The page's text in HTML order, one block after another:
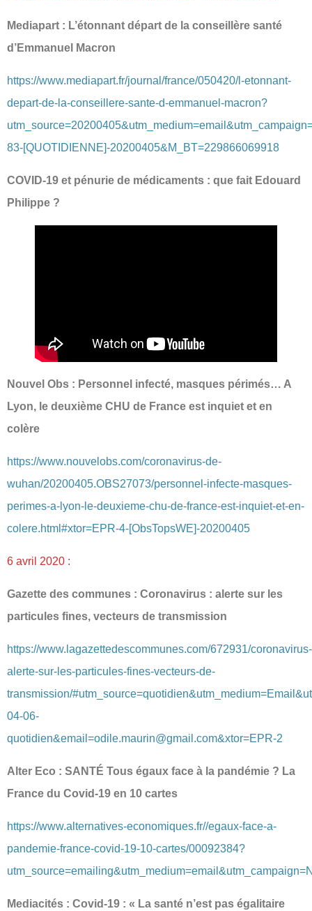
Mediapart : L’étonnant départ de la conseillère santé
d’Emmanuel Macron
https://www.mediapart.fr/journal/france/050420/l-etonnant-
depart-de-la-conseillere-sante-d-emmanuel-macron?
83-[QUOTIDIENNE]-20200405&M_BT=229866069918
COVID-19 et pénurie de médicaments : que fait Edouard
Philippe ?
Nouvel Obs : Personnel infecté, masques périmés… A
Lyon, le deuxième CHU de France est inquiet et en
colère
https://www.nouvelobs.com/coronavirus-de-
wuhan/20200405.OBS27073/personnel-infecte-masques-
perimes-a-lyon-le-deuxieme-chu-de-france-est-inquiet-et-en-
colere.html#xtor=EPR-4-[ObsTopsWE]-20200405
6 avril 2020 :
Gazette des communes : Coronavirus : alerte sur les
particules fines, vecteurs de transmission
https://www.lagazettedescommunes.com/672931/coronavirus-
alerte-sur-les-particules-fines-vecteurs-de-
transmission/
04-06-
quotidien&email=odile.maurin@gmail.com&xtor=EPR-2
Alter Eco : SANTÉ Tous égaux face à la pandémie ? La
France du Covid-19 en 10 cartes
https://www.alternatives-economiques.fr//egaux-face-a-
pandemie-france-covid-19-10-cartes/00092384?
Mediacités : Covid‐19 : « La santé n’est pas égalitaire